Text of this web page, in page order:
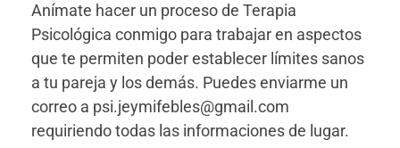
Anímate hacer un proceso de Terapia
Psicológica conmigo para trabajar en aspectos
que te permiten poder establecer límites sanos
a tu pareja y los demás. Puedes enviarme un
correo a psi.jeymifebles@gmail.com
requiriendo todas las informaciones de lugar.